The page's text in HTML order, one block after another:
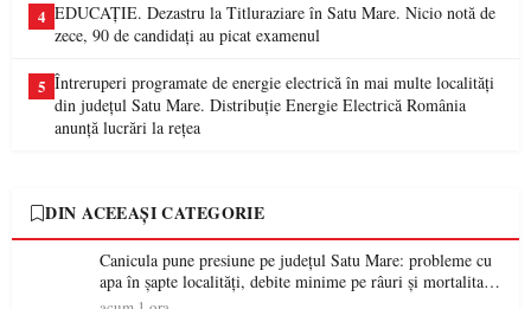
4 EDUCAȚIE. Dezastru la Titluraziare în Satu Mare. Nicio notă de
zece, 90 de candidați au picat examenul
5 Întreruperi programate de energie electrică în mai multe localități
din județul Satu Mare. Distribuție Energie Electrică România
anunță lucrări la rețea
DIN ACEEAȘI CATEGORIE
Canicula pune presiune pe județul Satu Mare: probleme cu
apa în șapte localități, debite minime pe râuri și mortalitate
piscicolă la Lacul Călinești